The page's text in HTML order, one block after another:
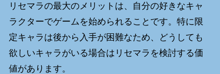
リセマラの最大のメリットは、自分の好きなキャ
ラクターでゲームを始められることです。特に限
定キャラは後から入手が困難なため、どうしても
欲しいキャラがいる場合はリセマラを検討する価
値があります。